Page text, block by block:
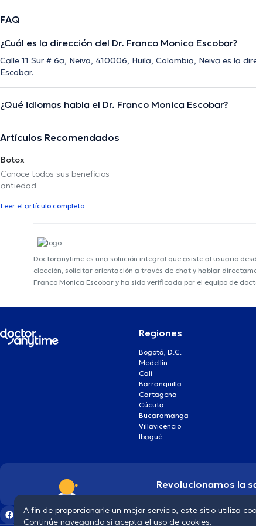
FAQ
¿Cuál es la dirección del Dr. Franco Monica Escobar?
Calle 11 Sur # 6a, Neiva, 410006, Huila, Colombia, Neiva es la
Escobar.
¿Qué idiomas habla el Dr. Franco Monica Escobar?
Artículos Recomendados
Botox
Conoce todos sus beneficios
antiedad
Leer el artículo completo
Doctoranytime es una solución integral que asiste al usuario
elección, solicitar orientación a través de chat y hablar
Franco Monica Escobar y ha sido verificada por el equipo de
Regiones
Bogotá, D.C.
Medellín
Cali
Barranquilla
Cartagena
Cúcuta
Bucaramanga
Villavicencio
Ibagué
Revolucionamos la
A fin de proporcionarle un mejor servicio, este sitio utiliza
Continúe navegando si acepta el uso de cookies.